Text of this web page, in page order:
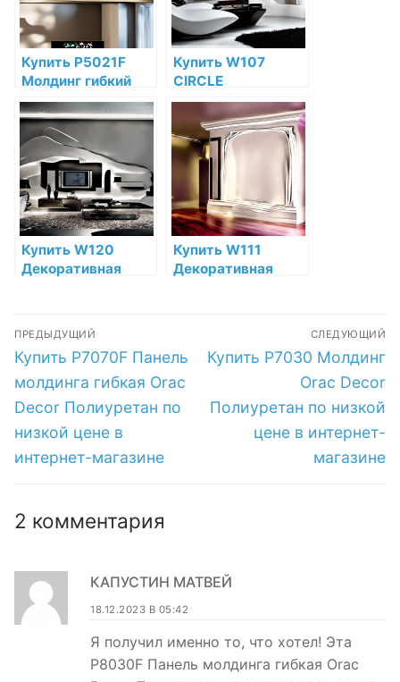
Купить P5021F
Молдинг гибкий
Orac Decor
Полиуретан Orac
Decor по низкой
цене в интернет-
магазине
Купить W107
CIRCLE
Декоративная
панель Orac Decor
Полиуретан Orac
Decor по низкой
цене в интернет-
магазине
Купить W120
Декоративная
Полиуретан по
низкой цене в
интернет-
магазине
Купить W111
Декоративная
интернет-
магазине
Навигация
по
записям
ПРЕДЫДУЩИЙ
Предыдущая
запись:
Купить P7070F Панель
молдинга гибкая Orac
Decor Полиуретан по
низкой цене в
интернет-магазине
СЛЕДУЮЩИЙ
Следующая
Купить P7030 Молдинг
Orac Decor
Полиуретан по низкой
цене в интернет-
магазине
2 комментария
КАПУСТИН МАТВЕЙ
18.12.2023 В 05:42
Я получил именно то, что хотел! Эта
P8030F Панель молдинга гибкая Orac